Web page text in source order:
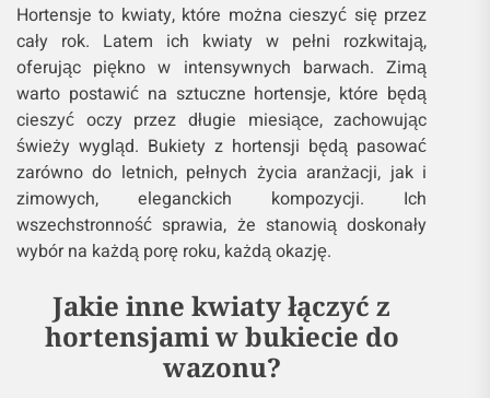
Hortensje to kwiaty, które można cieszyć się przez
cały rok. Latem ich kwiaty w pełni rozkwitają,
oferując piękno w intensywnych barwach. Zimą
warto postawić na sztuczne hortensje, które będą
cieszyć oczy przez długie miesiące, zachowując
świeży wygląd. Bukiety z hortensji będą pasować
zarówno do letnich, pełnych życia aranżacji, jak i
zimowych, eleganckich kompozycji. Ich
wszechstronność sprawia, że stanowią doskonały
wybór na każdą porę roku, każdą okazję.
Jakie inne kwiaty łączyć z
hortensjami w bukiecie do
wazonu?